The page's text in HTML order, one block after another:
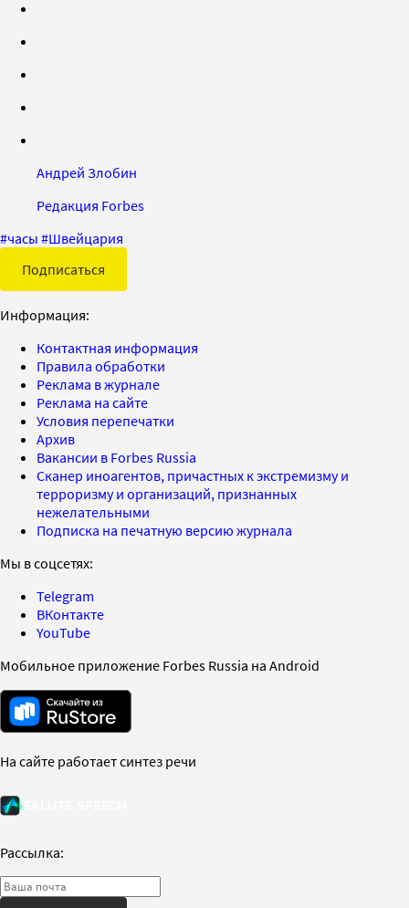
Андрей Злобин
Редакция Forbes
#часы #Швейцария
Подписаться
Информация:
Контактная информация
Правила обработки
Реклама в журнале
Реклама на сайте
Условия перепечатки
Архив
Вакансии в Forbes Russia
Сканер иноагентов, причастных к экстремизму и
терроризму и организаций, признанных
нежелательными
Подписка на печатную версию журнала
Мы в соцсетях:
Telegram
ВКонтакте
YouTube
Мобильное приложение Forbes Russia на Android
На сайте работает синтез речи
Рассылка: